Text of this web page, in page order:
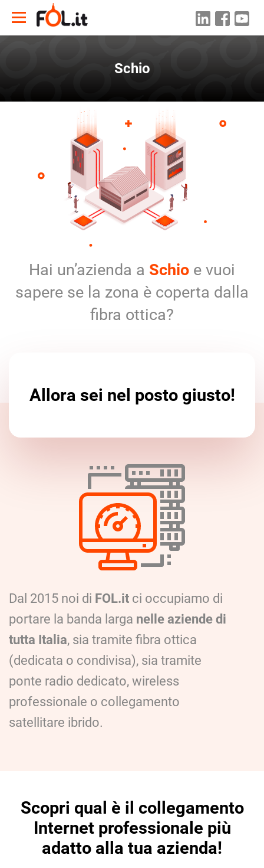
Schio
Hai un’azienda a Schio e vuoi
sapere se la zona è coperta dalla
fibra ottica?
Allora sei nel posto giusto!
Dal 2015 noi di FOL.it ci occupiamo di
portare la banda larga nelle aziende di
tutta Italia, sia tramite fibra ottica
(dedicata o condivisa), sia tramite
ponte radio dedicato, wireless
professionale o collegamento
satellitare ibrido.
Scopri qual è il collegamento
Internet professionale più
adatto alla tua azienda!